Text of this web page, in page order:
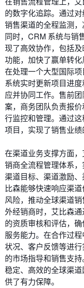
的数字化追踪。通过
销售渠道的全程监测，
同时，CRM 系统与销
现了高效协作，包括
功能，加快了赢单转化
在处理一个大型国际
系统实时更新项目进
应并协同工作。售前
案，商务团队负责报
行监控和管理。通过
项目，实现了销售业绩
在渠道业务支撑方面
销商全流程管理体系，
渠道目标、渠道激励
比森能够快速响应渠
风险，推动全球渠道
外经销商时，艾比森
的资质审核和评估，
服务能力。在合作过
状况、客户反馈等进
的市场指导和销售支
稳定、高效的全球渠
供了有力保障。